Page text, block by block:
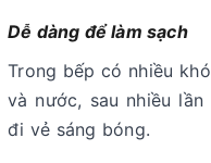
Dễ dàng để làm sạch
Trong bếp có nhiều
và nước, sau nhiều
đi vẻ sáng bóng.